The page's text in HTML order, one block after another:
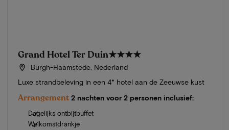
Grand Hotel Ter Duin★★★★
Burgh-Haamstede, Nederland
Luxe strandbeleving in een 4* hotel aan de Zeeuwse kust
Arrangement 2 nachten voor 2 personen inclusief:
Dagelijks ontbijtbuffet
Welkomstdrankje